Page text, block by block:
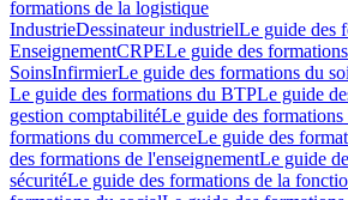
formations de la logistique
IndustrieDessinateur industrielLe guide des
EnseignementCRPELe guide des
SoinsInfirmierLe guide des formations du
Le guide des formations du BTPLe guide
gestion comptabilitéLe guide des
formations du commerceLe guide des
des formations de l'enseignementLe guide
sécuritéLe guide des formations de la